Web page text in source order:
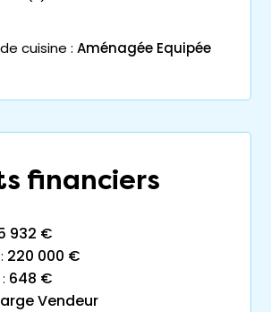
cuisine : Aménagée Equipée
financiers
932 €
220 000 €
648 €
Vendeur